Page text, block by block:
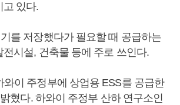
고 있다.
를 저장했다가 필요할 때 공급하는
전시설, 건축물 등에 주로 쓰인다.
와이 주정부에 상업용 ESS를 공급한
혔다. 하와이 주정부 산하 연구소인